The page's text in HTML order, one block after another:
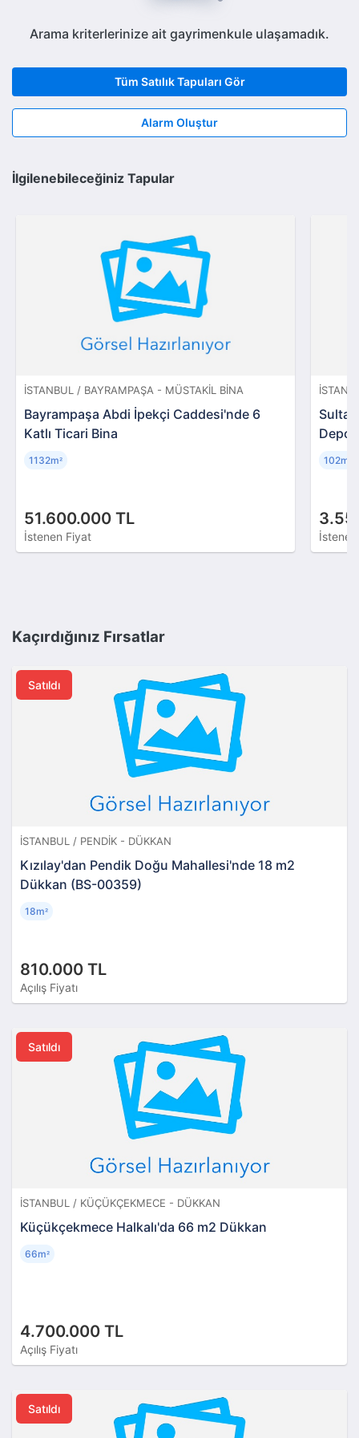
Arama kriterlerinize ait gayrimenkule ulaşamadık.
Tüm Satılık Tapuları Gör
Alarm Oluştur
İlgilenebileceğiniz Tapular
İSTANBUL / BAYRAMPAŞA - MÜSTAKIL BINA
Bayrampaşa Abdi İpekçi Caddesi'nde 6
Katlı Ticari Bina
51.600.000 TL
İstenen Fiyat
1132m² 102m
Kaçırdığınız Fırsatlar
Satıldı
İSTANBUL / PENDIK - DÜKKAN
Kızılay'dan Pendik Doğu Mahallesi'nde 18 m2
Dükkan (BS-00359)
810.000 TL
Açılış Fiyatı
18m²
Satıldı
İSTANBUL / KÜÇÜKÇEKMECE - DÜKKAN
Küçükçekmece Halkalı'da 66 m2 Dükkan
4.700.000 TL
Açılış Fiyatı
66m²
Satıldı